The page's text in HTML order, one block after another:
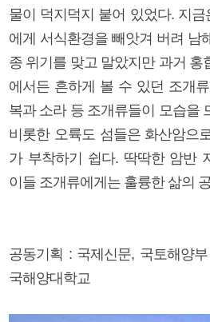
물이 덕지덕지 붙어 있었다. 지
에게 서식환경을 빼앗겨 버려 남
종 위기를 맞고 말았지만 과거 홍
에서든 흔하게 볼 수 있던 조개
복과 소라 등 조개류들이 모습을
비롯한 오륙도 섬들은 화산암으
가 부착하기 쉽다. 딱딱한 암반
이들 조개류에게는 훌륭한 삶의
공동기획 : 국제신문, 국토해양
국해양대학교